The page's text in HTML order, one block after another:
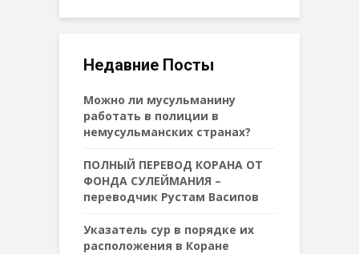
Недавние Посты
Можно ли мусульманину
работать в полиции в
немусульманских странах?
ПОЛНЫЙ ПЕРЕВОД КОРАНА ОТ
ФОНДА СУЛЕЙМАНИЯ –
переводчик Рустам Васипов
Указатель сур в порядке их
расположения в Коране